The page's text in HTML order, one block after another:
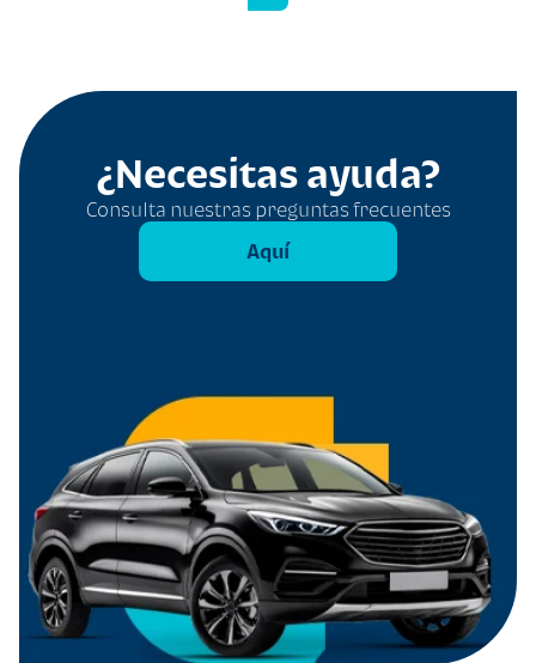
¿Necesitas ayuda?
Consulta nuestras preguntas frecuentes
Aquí